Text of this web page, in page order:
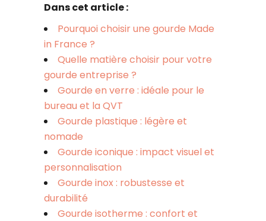
Dans cet article :
Pourquoi choisir une gourde Made
in France ?
Quelle matière choisir pour votre
gourde entreprise ?
Gourde en verre : idéale pour le
bureau et la QVT
Gourde plastique : légère et
nomade
Gourde iconique : impact visuel et
personnalisation
Gourde inox : robustesse et
durabilité
Gourde isotherme : confort et